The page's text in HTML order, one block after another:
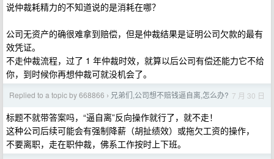
说仲裁耗精力的不知道说的是消耗在哪？
公司无资产的确很难拿到赔偿，但是仲裁结果是证明公司欠款的最有
效凭证。
不走仲裁流程，过了 1 年仲裁时效，就算以后公司有偿还能力它不给
你，到时候你再想仲裁可就没机会了。
Replied to a topic by 668866 › 兄弟们,公司想不赔钱逼自离,怎么办? 7 月 30 日
标题不就带答案吗，“逼自离”反向操作就行了，就不走！
这种公司后续可能会有强制降薪（胡扯绩效）或拖欠工资的操作，
不要离职，走在职仲裁，佛系工作按时上下班。